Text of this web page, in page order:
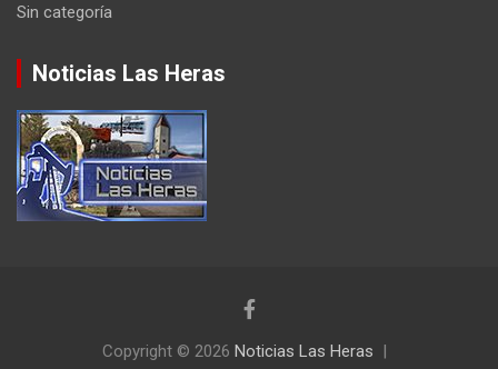
Sin categoría
Noticias Las Heras
Copyright © 2026 Noticias Las Heras